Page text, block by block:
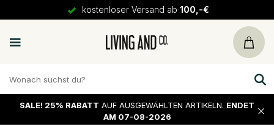
30 Tage Rückgaberecht
SALE! 25% RABATT AUF AUSGEWÄHLTEN ARTIKELN. ENDET
AM 07-08-2026